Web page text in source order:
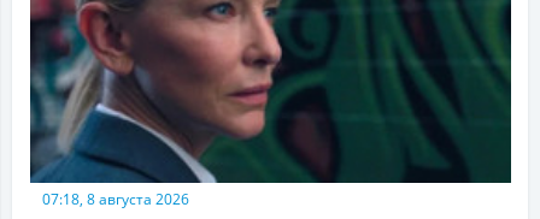
07:18, 8 августа 2026